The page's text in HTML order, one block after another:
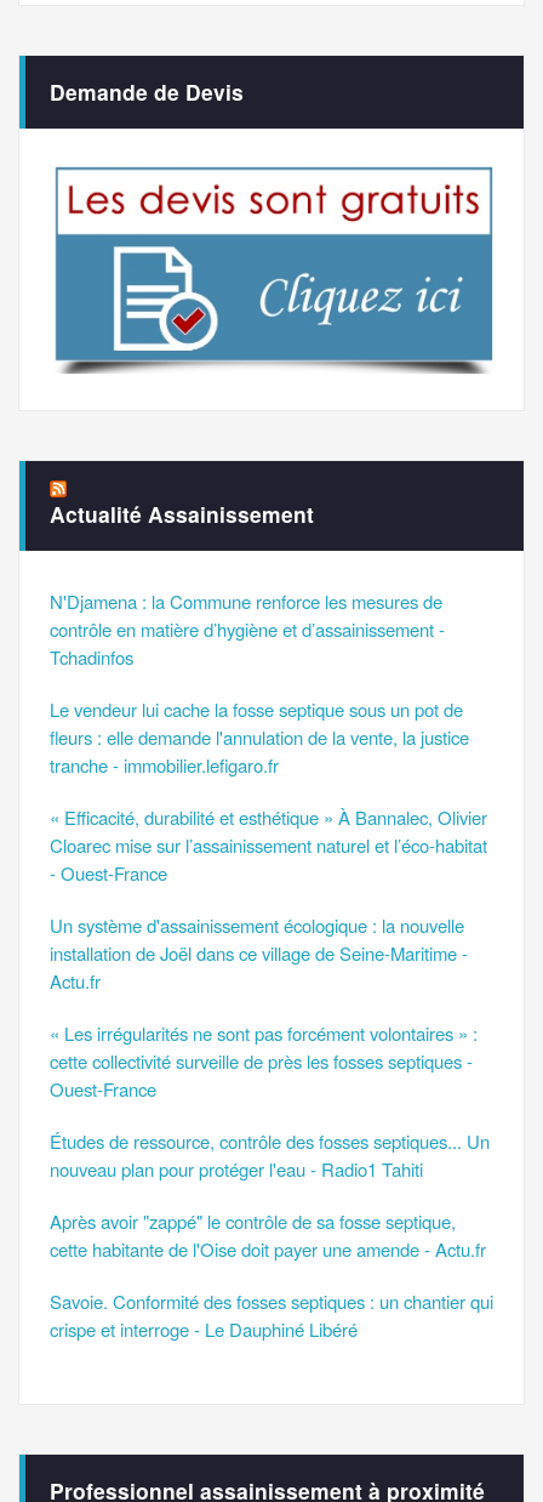
Demande de Devis
Actualité Assainissement
N'Djamena : la Commune renforce les mesures de
contrôle en matière d’hygiène et d’assainissement -
Tchadinfos
Le vendeur lui cache la fosse septique sous un pot de
fleurs : elle demande l'annulation de la vente, la justice
tranche - immobilier.lefigaro.fr
« Efficacité, durabilité et esthétique » À Bannalec, Olivier
Cloarec mise sur l’assainissement naturel et l’éco-habitat
- Ouest-France
Un système d'assainissement écologique : la nouvelle
installation de Joël dans ce village de Seine-Maritime -
Actu.fr
« Les irrégularités ne sont pas forcément volontaires » :
cette collectivité surveille de près les fosses septiques -
Ouest-France
Études de ressource, contrôle des fosses septiques... Un
nouveau plan pour protéger l'eau - Radio1 Tahiti
Après avoir "zappé" le contrôle de sa fosse septique,
cette habitante de l'Oise doit payer une amende - Actu.fr
Savoie. Conformité des fosses septiques : un chantier qui
crispe et interroge - Le Dauphiné Libéré
Professionnel assainissement à proximité